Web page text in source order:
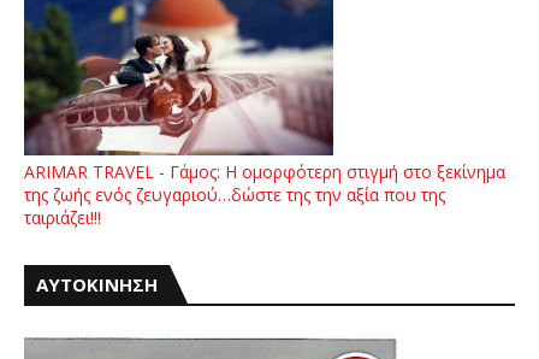
ARIMAR TRAVEL - Γάμος: Η ομορφότερη στιγμή στο ξεκίνημα
της ζωής ενός ζευγαριού…δώστε της την αξία που της
ταιριάζει!!!
ΑΥΤΟΚΙΝΗΣΗ